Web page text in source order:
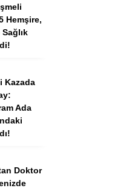
Instagram
TikTok
Hemşire,
Kazada
Ada
Doktor